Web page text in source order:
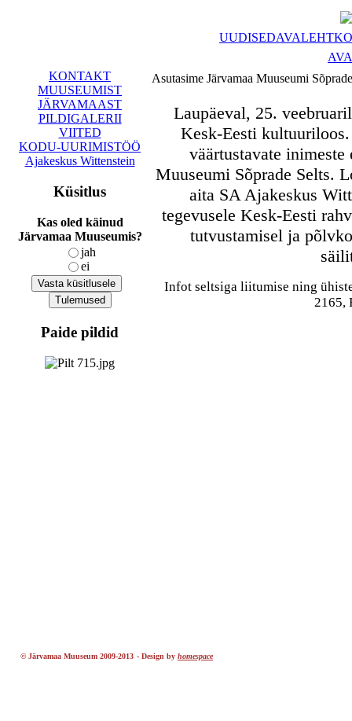
UUDISEDAVALEHT
KONTAKT
MUUSEUMIST
JÄRVAMAAST
PILDIGALERII
VIITED
KODU-UURIMISTÖÖ
Ajakeskus Wittenstein
Küsitlus
Kas oled käinud
Järvamaa Muuseumis?
jah
ei
Paide pildid
Asutasime Järvamaa Muuseumi
Laupäeval, 25.
Kesk-Eesti
väärtustavate inimeste
Muuseumi Sõprade Selts.
aita SA Ajakeskus
tegevusele Kesk-Eesti
tutvustamisel ja
Infot seltsiga liitumise ning
2165,
© Järvamaa Muuseum 2009-2013 - Design by homespace